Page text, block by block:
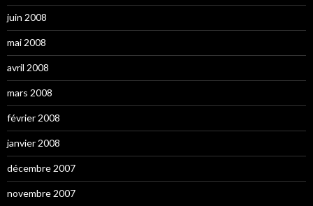
juin 2008
mai 2008
avril 2008
mars 2008
février 2008
janvier 2008
décembre 2007
novembre 2007